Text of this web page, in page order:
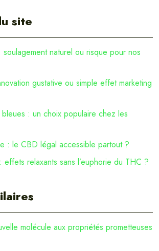
site
naturel ou risque pour nos
gustative ou simple effet marketing
: un choix populaire chez les
: le CBD légal accessible partout ?
relaxants sans l’euphorie du THC ?
molécule aux propriétés prometteuses